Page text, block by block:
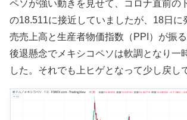
ペソが強い動きを見せて、コロナ直前の
の18.511に接近していましたが、18日に
売売上高と生産者物価指数（PPI）が振
後退懸念でメキシコペソは軟調となり一
した。それでも上ヒゲとなって少し戻し